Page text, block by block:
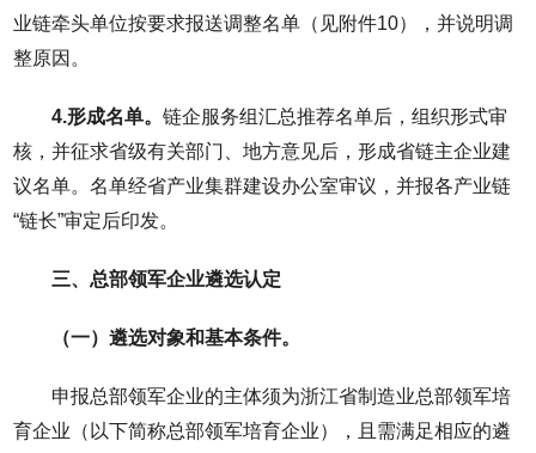
业链牵头单位按要求报送调整名单（见附件10），并说明调
整原因。
4.形成名单。链企服务组汇总推荐名单后，组织形式审
核，并征求省级有关部门、地方意见后，形成省链主企业建
议名单。名单经省产业集群建设办公室审议，并报各产业链
“链长”审定后印发。
三、总部领军企业遴选认定
（一）遴选对象和基本条件。
申报总部领军企业的主体须为浙江省制造业总部领军培
育企业（以下简称总部领军培育企业），且需满足相应的遴